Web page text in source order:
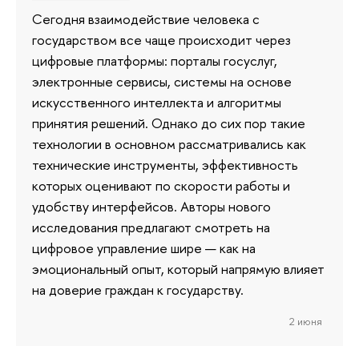
Сегодня взаимодействие человека с
государством все чаще происходит через
цифровые платформы: порталы госуслуг,
электронные сервисы, системы на основе
искусственного интеллекта и алгоритмы
принятия решений. Однако до сих пор такие
технологии в основном рассматривались как
технические инструменты, эффективность
которых оценивают по скорости работы и
удобству интерфейсов. Авторы нового
исследования предлагают смотреть на
цифровое управление шире — как на
эмоциональный опыт, который напрямую влияет
на доверие граждан к государству.
2 июня